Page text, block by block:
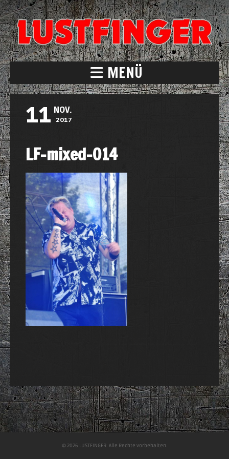
MENÜ
11 NOV.
2017
LF-mixed-014
© 2026 LUSTFINGER. Alle Rechte vorbehalten.